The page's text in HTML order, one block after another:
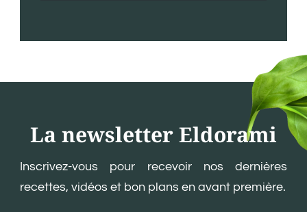
La newsletter Eldorami
Inscrivez-vous pour recevoir nos dernières
recettes, vidéos et bon plans en avant première.